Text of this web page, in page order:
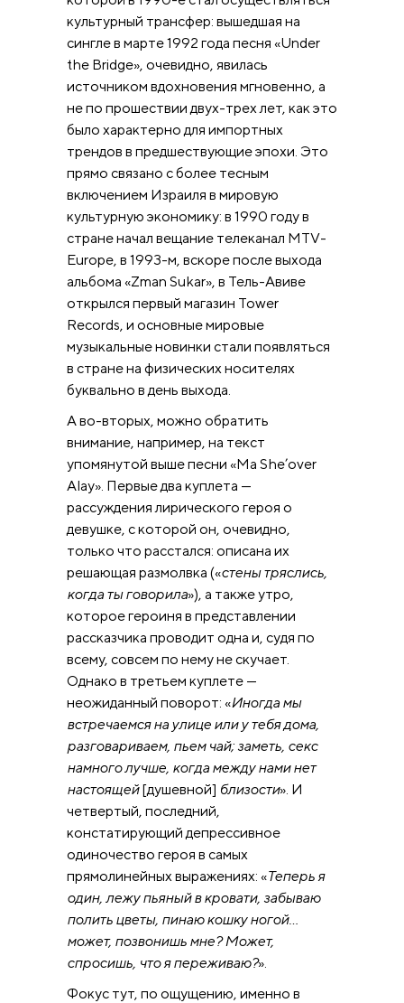
культурный трансфер: вышедшая на
сингле в марте 1992 года песня «Under
the Bridge», очевидно, явилась
источником вдохновения мгновенно, а
не по прошествии двух-трех лет, как это
было характерно для импортных
трендов в предшествующие эпохи. Это
прямо связано с более тесным
включением Израиля в мировую
культурную экономику: в 1990 году в
стране начал вещание телеканал MTV-
Europe, в 1993-м, вскоре после выхода
альбома «Zman Sukar», в Тель-Авиве
открылся первый магазин Tower
Records, и основные мировые
музыкальные новинки стали появляться
в стране на физических носителях
буквально в день выхода.
А во-вторых, можно обратить
внимание, например, на текст
упомянутой выше песни «Ma She’оver
Alay». Первые два куплета —
рассуждения лирического героя о
девушке, с которой он, очевидно,
только что расстался: описана их
решающая размолвка («стены тряслись,
когда ты говорила»), а также утро,
которое героиня в представлении
рассказчика проводит одна и, судя по
всему, совсем по нему не скучает.
Однако в третьем куплете —
неожиданный поворот: «Иногда мы
встречаемся на улице или у тебя дома,
разговариваем, пьем чай; заметь, секс
намного лучше, когда между нами нет
настоящей[душевной] близости». И
четвертый, последний,
констатирующий депрессивное
одиночество героя в самых
прямолинейных выражениях: «Теперь я
один, лежу пьяный в кровати, забываю
полить цветы, пинаю кошку ногой…
может, позвонишь мне? Может,
спросишь, что я переживаю?».
Фокус тут, по ощущению, именно в